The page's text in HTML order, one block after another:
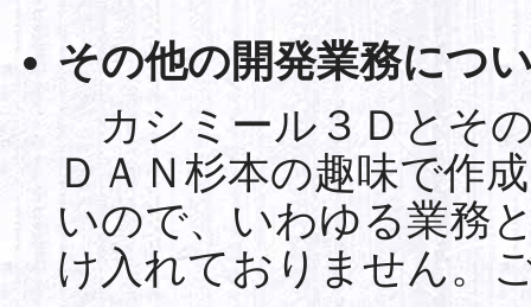
その他の開発業務につ
カシミール３Ｄとそ
ＤＡＮ杉本の趣味で作
いので、いわゆる業務
け入れておりません。